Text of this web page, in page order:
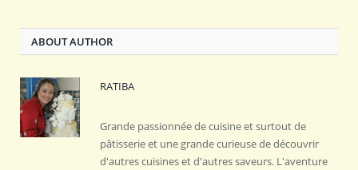
ABOUT AUTHOR
RATIBA
Grande passionnée de cuisine et surtout de
pâtisserie et une grande curieuse de découvrir
d'autres cuisines et d'autres saveurs. L'aventure